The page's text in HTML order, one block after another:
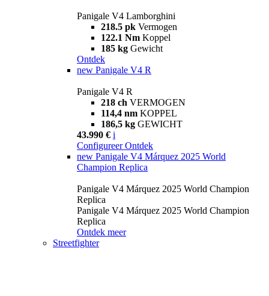
Panigale V4 Lamborghini
218.5 pk Vermogen
122.1 Nm Koppel
185 kg Gewicht
Ontdek
new Panigale V4 R
Panigale V4 R
218 ch VERMOGEN
114,4 nm KOPPEL
186,5 kg GEWICHT
43.990 € i
Configureer Ontdek
new Panigale V4 Márquez 2025 World
Champion Replica
Panigale V4 Márquez 2025 World Champion
Replica
Panigale V4 Márquez 2025 World Champion
Replica
Ontdek meer
Streetfighter